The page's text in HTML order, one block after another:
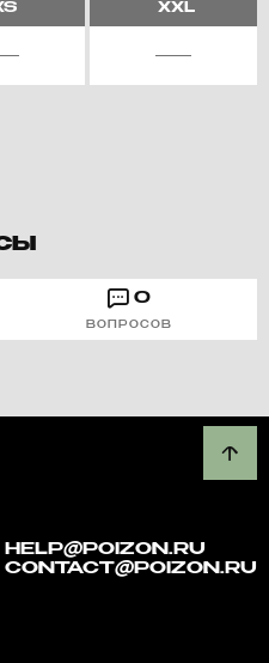
XXL
0
ВОПРОСОВ
HELP@POIZON.RU
CONTACT@POIZON.RU